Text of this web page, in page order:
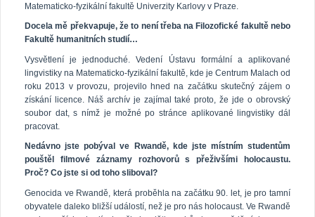
Matematicko-fyzikální fakultě Univerzity Karlovy v Praze.
Docela mě překvapuje, že to není třeba na Filozofické fakultě nebo
Fakultě humanitních studií…
Vysvětlení je jednoduché. Vedení Ústavu formální a aplikované
lingvistiky na Matematicko-fyzikální fakultě, kde je Centrum Malach od
roku 2013 v provozu, projevilo hned na začátku skutečný zájem o
získání licence. Náš archív je zajímal také proto, že jde o obrovský
soubor dat, s nímž je možné po stránce aplikované lingvistiky dál
pracovat.
Nedávno jste pobýval ve Rwandě, kde jste místním studentům
pouštěl filmové záznamy rozhovorů s přeživšími holocaustu.
Proč? Co jste si od toho sliboval?
Genocida ve Rwandě, která proběhla na začátku 90. let, je pro tamní
obyvatele daleko bližší událostí, než je pro nás holocaust. Ve Rwandě